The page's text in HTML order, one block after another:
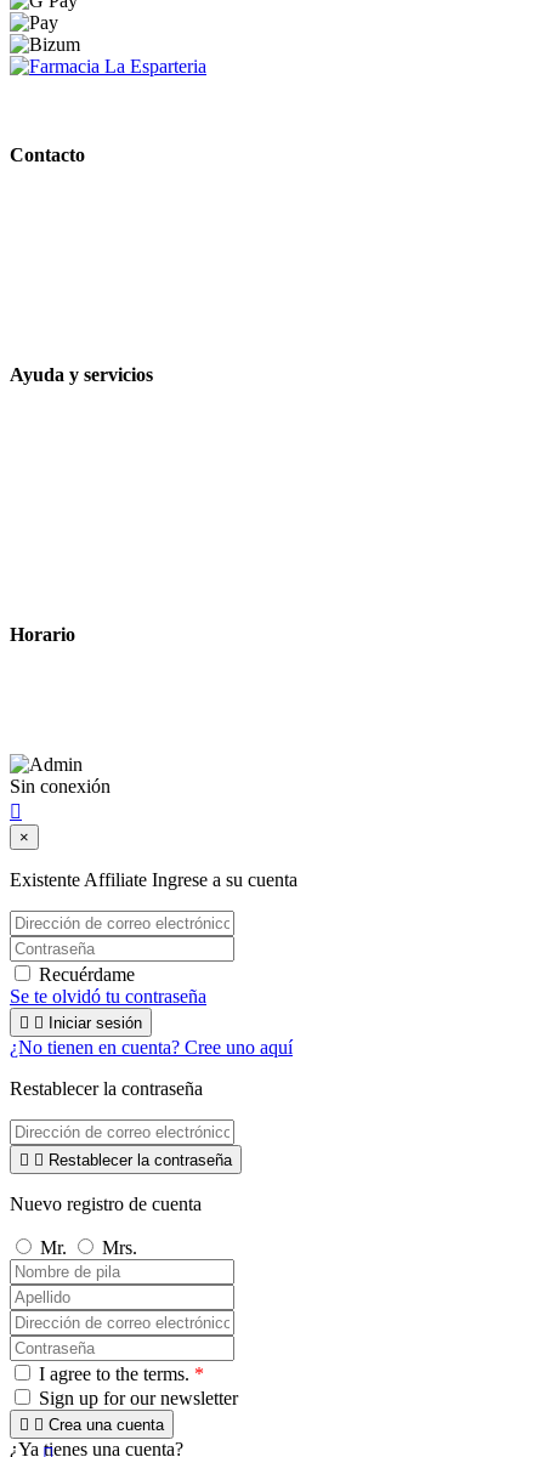
Contacto
Ayuda y servicios
Horario
Sin conexión

×
Existente Affiliate Ingrese a su cuenta
Recuérdame
Se te olvidó tu contraseña
  Iniciar sesión
¿No tienen en cuenta? Cree uno aquí
Restablecer la contraseña
  Restablecer la contraseña
Nuevo registro de cuenta
Mr. Mrs.
I agree to the terms. *
Sign up for our newsletter
  Crea una cuenta
¿Ya tienes una cuenta?